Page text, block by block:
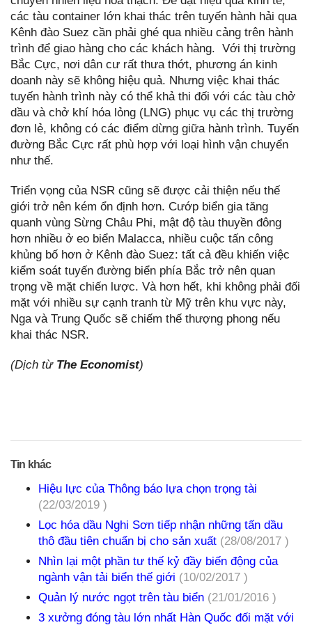
các tàu container lớn khai thác trên tuyến hành hải qua
Kênh đào Suez cần phải ghé qua nhiều cảng trên hành
trình để giao hàng cho các khách hàng. Với thị trường
Bắc Cực, nơi dân cư rất thưa thớt, phương án kinh
doanh này sẽ không hiệu quả. Nhưng việc khai thác
tuyến hành trình này có thể khả thi đối với các tàu chở
dầu và chở khí hóa lỏng (LNG) phục vụ các thị trường
đơn lẻ, không có các điểm dừng giữa hành trình. Tuyến
đường Bắc Cực rất phù hợp với loại hình vận chuyển
như thế.
Triển vọng của NSR cũng sẽ được cải thiện nếu thế
giới trở nên kém ổn định hơn. Cướp biển gia tăng
quanh vùng Sừng Châu Phi, mật độ tàu thuyền đông
hơn nhiều ở eo biển Malacca, nhiều cuộc tấn công
khủng bố hơn ở Kênh đào Suez: tất cả đều khiến việc
kiểm soát tuyến đường biển phía Bắc trở nên quan
trọng về mặt chiến lược. Và hơn hết, khi không phải đối
mặt với nhiều sự cạnh tranh từ Mỹ trên khu vực này,
Nga và Trung Quốc sẽ chiếm thế thượng phong nếu
khai thác NSR.
(Dịch từ The Economist)
Tin khác
Hiệu lực của Thông báo lựa chọn trọng tài
(22/03/2019 )
Lọc hóa dầu Nghi Sơn tiếp nhận những tấn dầu
thô đầu tiên chuẩn bị cho sản xuất (28/08/2017 )
Nhìn lại một phần tư thế kỷ đầy biến động của
ngành vận tải biển thế giới (10/02/2017 )
Quản lý nước ngọt trên tàu biển (21/01/2016 )
3 xưởng đóng tàu lớn nhất Hàn Quốc đối mặt với